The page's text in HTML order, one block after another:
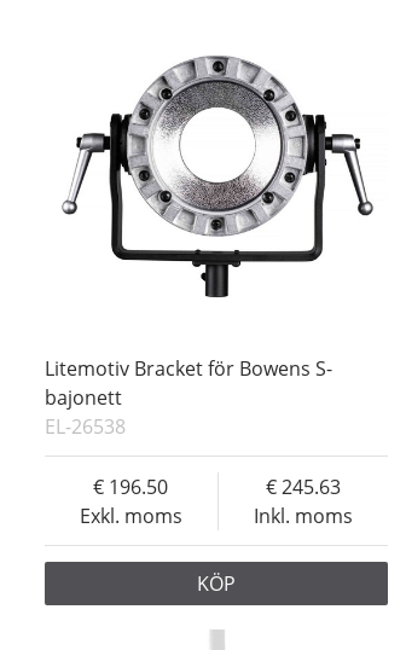
Litemotiv Bracket för Bowens S-
bajonett
EL-26538
Exkl. moms
196.50
Inkl. moms
245.63
KÖP